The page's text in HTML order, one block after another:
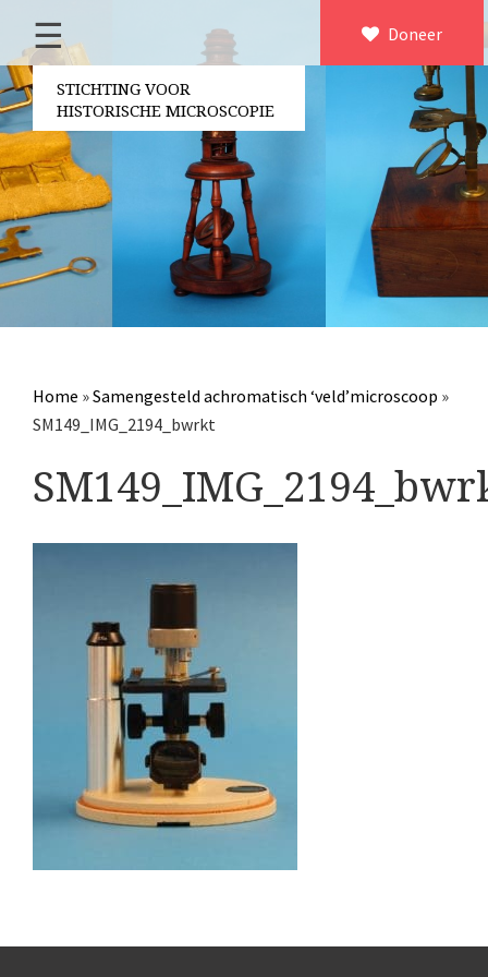
×
Home
Over ons
Contact
Bestuur
Vrijwilligers
Partners
Jaarverslagen
Microscopen
Overige optische instrumenten
Elektrische meetapparatuur
Boeken
Divers
Culpeper (ca. 1735)
Cuff (ca. 1745)
volgens Culpeper (1750-
Dollond, ‘Jones’ most improved type’ (1800-1830)
Nachet, ‘grand modèle’ (1856-1862)
Doneer
☰
STICHTING VOOR
HISTORISCHE MICROSCOPIE
Home »Samengesteld achromatisch ‘veld’microscoop »
SM149_IMG_2194_bwrkt